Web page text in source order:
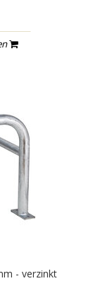
- verzinkt